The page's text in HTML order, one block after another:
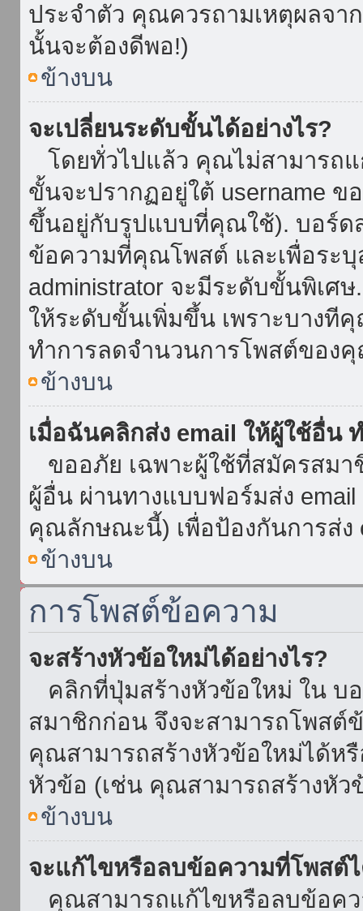
ประจำตัว คุณควรถามเหตุผลจา
นั้นจะต้องดีพอ!)
ข้างบน
จะเปลี่ยนระดับขั้นได้อย่างไร?
โดยทั่วไปแล้ว คุณไม่สามารถ
ขั้นจะปรากฏอยู่ใต้ username
ขึ้นอยู่กับรูปแบบที่คุณใช้). บอร์ด
ข้อความที่คุณโพสต์ และเพื่อระบุ
administrator จะมีระดับขั้นพิเศ
ให้ระดับขั้นเพิ่มขึ้น เพราะบางที
ทำการลดจำนวนการโพสต์ของ
ข้างบน
เมื่อฉันคลิกส่ง email ให้ผู้ใช้อื่น
ขออภัย เฉพาะผู้ใช้ที่สมัครสมา
ผู้อื่น ผ่านทางแบบฟอร์มส่ง
คุณลักษณะนี้) เพื่อป้องกันการส่ง
ข้างบน
การโพสต์ข้อความ
จะสร้างหัวข้อใหม่ได้อย่างไร?
คลิกที่ปุ่มสร้างหัวข้อใหม่ ใน บ
สมาชิกก่อน จึงจะสามารถโพส
คุณสามารถสร้างหัวข้อใหม่ได้ห
หัวข้อ (เช่น คุณสามารถสร้างหั
ข้างบน
จะแก้ไขหรือลบข้อความที่โพสต์ไ
คุณสามารถแก้ไขหรือลบข้อคว